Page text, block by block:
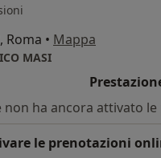
Roma • Mappa
MASI
le prenotazioni